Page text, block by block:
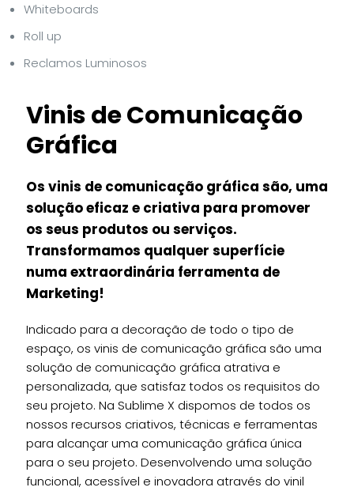
Whiteboards
Roll up
Reclamos Luminosos
Vinis de Comunicação
Gráfica
Os vinis de comunicação gráfica são, uma
solução eficaz e criativa para promover
os seus produtos ou serviços.
Transformamos qualquer superfície
numa extraordinária ferramenta de
Marketing!
Indicado para a decoração de todo o tipo de
espaço, os vinis de comunicação gráfica são uma
solução de comunicação gráfica atrativa e
personalizada, que satisfaz todos os requisitos do
seu projeto. Na Sublime X dispomos de todos os
nossos recursos criativos, técnicas e ferramentas
para alcançar uma comunicação gráfica única
para o seu projeto. Desenvolvendo uma solução
funcional, acessível e inovadora através do vinil